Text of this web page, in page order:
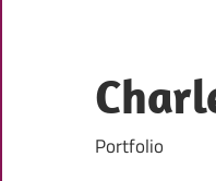
content
Portfolio